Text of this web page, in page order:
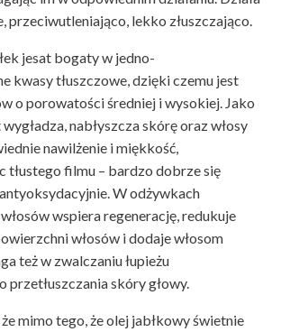
przeciwutleniająco, lekko złuszczająco.
jesat bogaty w jedno-
kwasy tłuszczowe, dzięki czemu jest
o porowatości średniej i wysokiej. Jako
nabłyszcza skórę oraz włosy
nawilżenie i miękkość,
tłustego filmu – bardzo dobrze się
antyoksydacyjnie. W odżywkach
wspiera regenerację, redukuje
włosów i dodaje włosom
też w zwalczaniu łupieżu
przetłuszczania skóry głowy.
mimo tego, że olej jabłkowy świetnie